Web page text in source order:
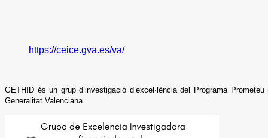
https://ceice.gva.es/va/
GETHID és un grup d’investigació d’excel·lència del Programa
Generalitat Valenciana.